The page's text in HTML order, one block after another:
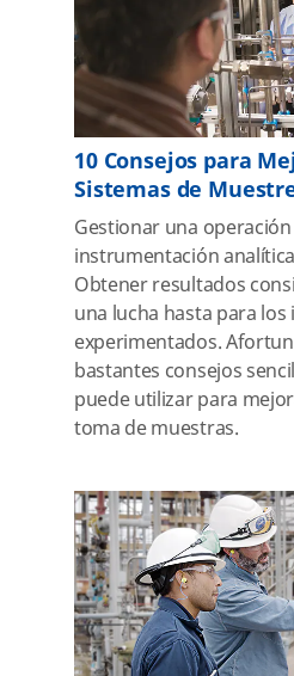
10 Consejos para
Sistemas de
Gestionar una
instrumentación
Obtener resultados
una lucha hasta para
experimentados.
bastantes consejos
puede utilizar para
toma de muestras.